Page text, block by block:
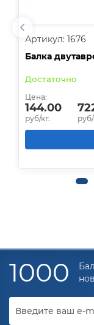
Артикул: 1676
Балка
Достаточно
Цена:
144.00
руб/кг.
1000